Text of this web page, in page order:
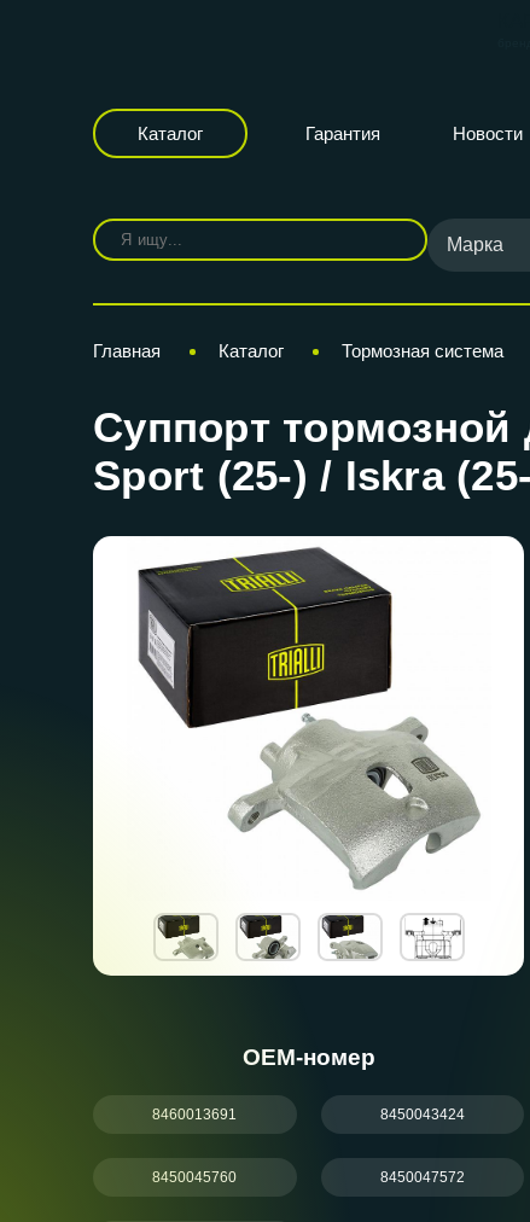
Каталог Гарантия Новости
Марка
Главная Каталог Тормозная система
Суппорт тормозной
Sport (25-) / Iskra
ОЕМ-номер
8460013691 8450043424
8450045760 8450047572